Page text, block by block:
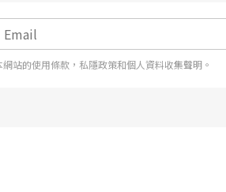
站的使用條款，私隱政策和個人資料收集聲明。